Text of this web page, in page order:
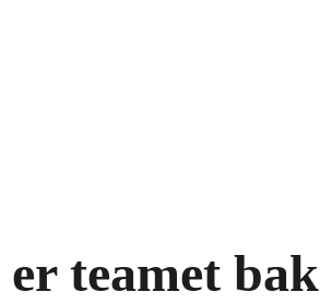
teamet bak